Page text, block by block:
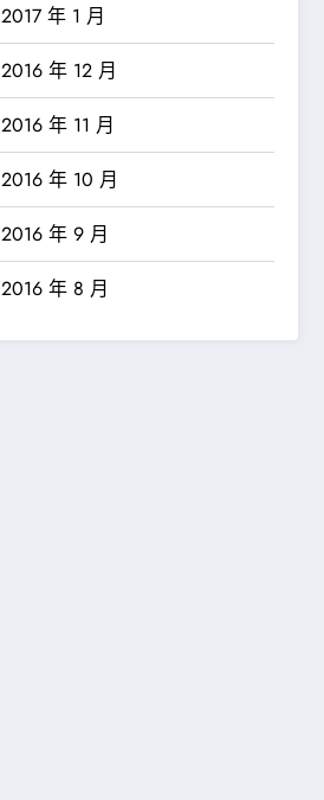
2017 年 1 月
2016 年 12 月
2016 年 11 月
2016 年 10 月
2016 年 9 月
2016 年 8 月